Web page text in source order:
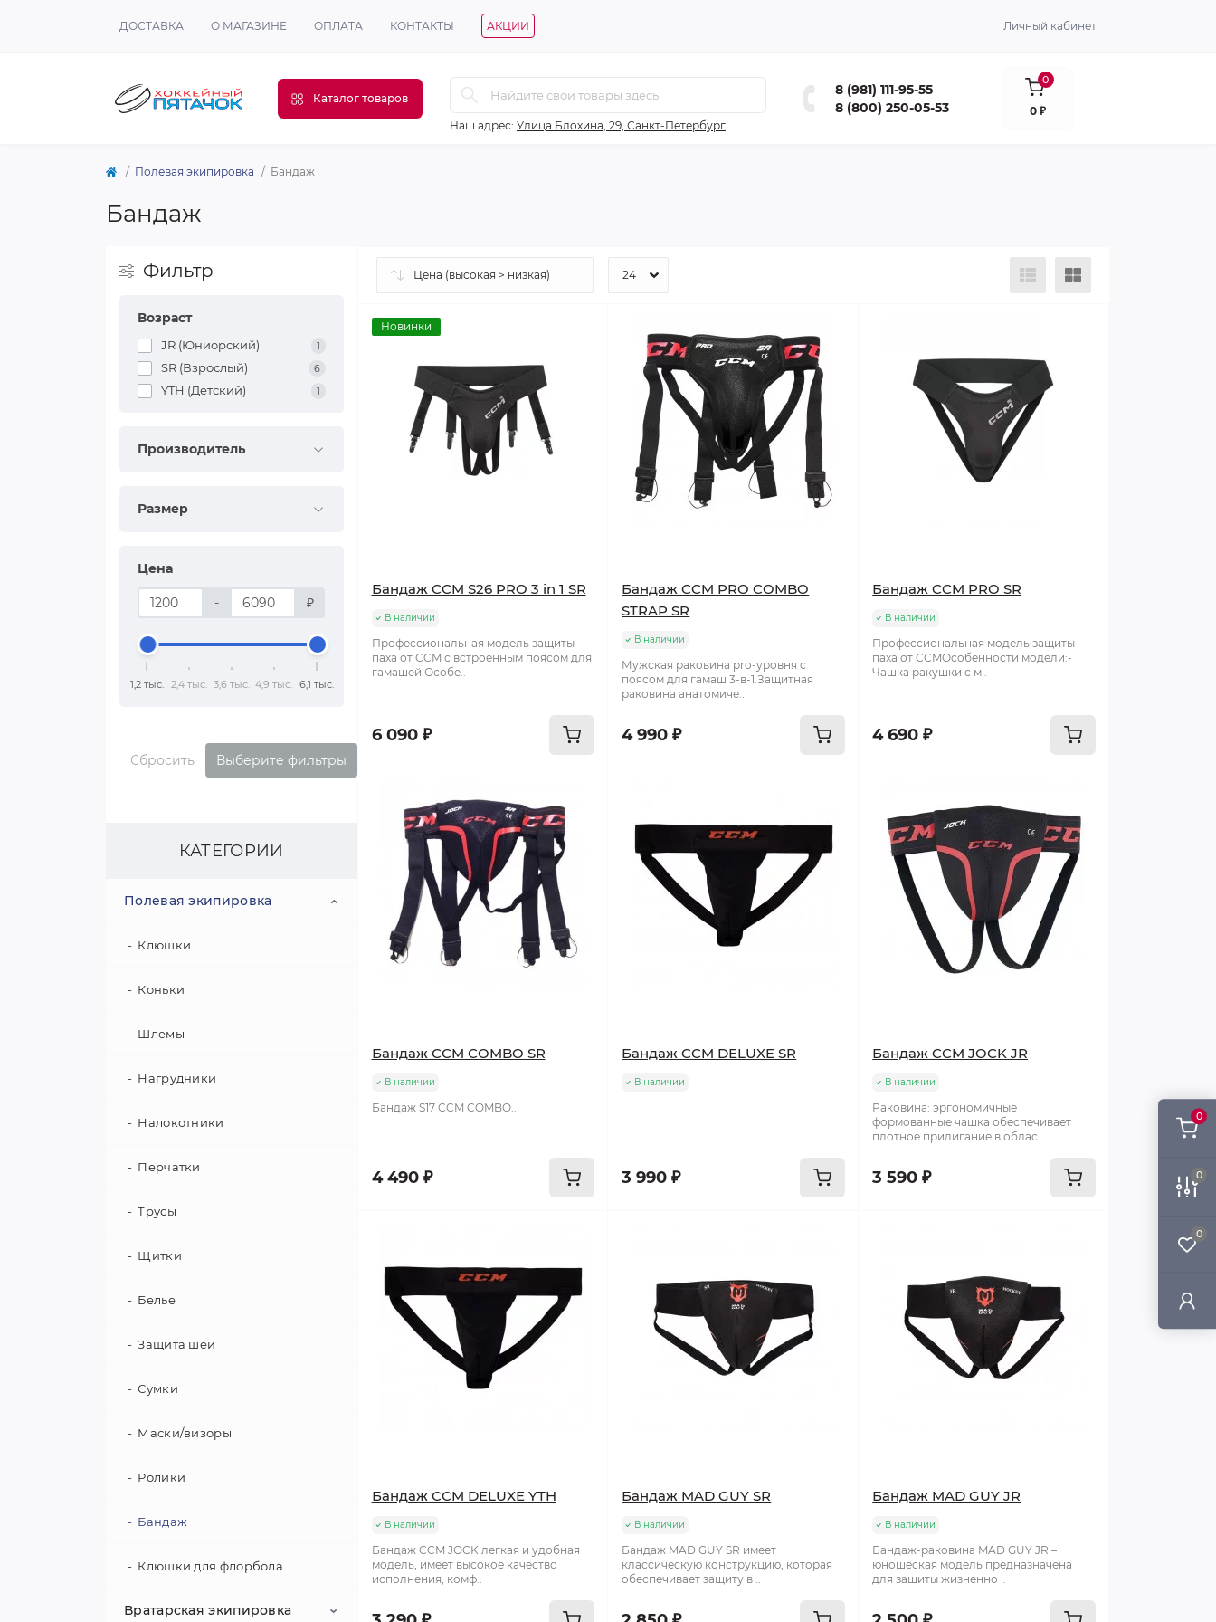
0
0
0
ДОСТАВКА О МАГАЗИНЕ ОПЛАТА КОНТАКТЫ АКЦИИ Личный кабинет
Каталог товаров
Наш адрес: Улица Блохина, 29, Санкт-Петербург
8 (981) 111-95-55
8 (800) 250-05-53
0
0 ₽
Полевая экипировка Бандаж
Бандаж
Фильтр
Возраст
JR (Юниорский) 1
SR (Взрослый) 6
YTH (Детский) 1
Производитель
Размер
Цена
- ₽
1,2 тыс. 2,4 тыс. 3,6 тыс. 4,9 тыс. 6,1 тыс.
Сбросить Выберите фильтры
КАТЕГОРИИ
Полевая экипировка
Клюшки
Коньки
Шлемы
Нагрудники
Налокотники
Перчатки
Трусы
Щитки
Белье
Защита шеи
Сумки
Маски/визоры
Ролики
Бандаж
Клюшки для флорбола
Вратарская экипировка
Новинки
Бандаж CCM S26 PRO 3 in 1 SR
В наличии
Профессиональная модель защиты
паха от CCM с встроенным поясом для
гамашей.Особе..
6 090 ₽
Бандаж CCM PRO COMBO
STRAP SR
В наличии
Мужская раковина pro-уровня с
поясом для гамаш 3-в-1.Защитная
раковина анатомиче..
4 990 ₽
Бандаж CCM PRO SR
В наличии
Профессиональная модель защиты
паха от CCMОсобенности модели:-
Чашка ракушки с м..
4 690 ₽
Бандаж CCM COMBO SR
В наличии
Бандаж S17 CCM COMBO..
4 490 ₽
Бандаж CCM DELUXE SR
В наличии
3 990 ₽
Бандаж CCM JOCK JR
В наличии
Раковина: эргономичные
формованные чашка обеспечивает
плотное прилигание в облас..
3 590 ₽
Бандаж CCM DELUXE YTH
В наличии
Бандаж CCM JOCK легкая и удобная
модель, имеет высокое качество
исполнения, комф..
Бандаж MAD GUY SR
В наличии
Бандаж MAD GUY SR имеет
классическую конструкцию, которая
обеспечивает защиту в ..
Бандаж MAD GUY JR
В наличии
Бандаж-раковина MAD GUY JR –
юношеская модель предназначена
для защиты жизненно ..